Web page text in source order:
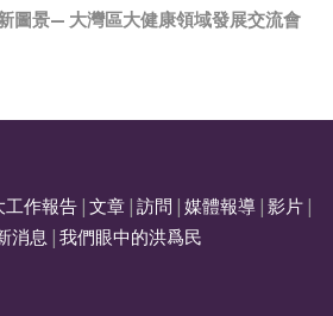
圖景— 大灣區大健康領域發展交流會
工作報告 文章 訪問 媒體報導 影片
消息 我們眼中的洪爲民